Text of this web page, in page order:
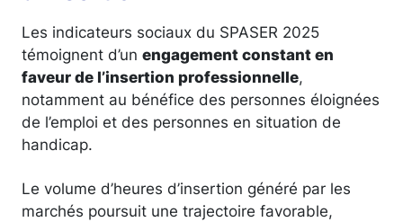
Les indicateurs sociaux du SPASER 2025
témoignent d’un engagement constant en
faveur de l’insertion professionnelle,
notamment au bénéfice des personnes éloignées
de l’emploi et des personnes en situation de
handicap.
Le volume d’heures d’insertion généré par les
marchés poursuit une trajectoire favorable,